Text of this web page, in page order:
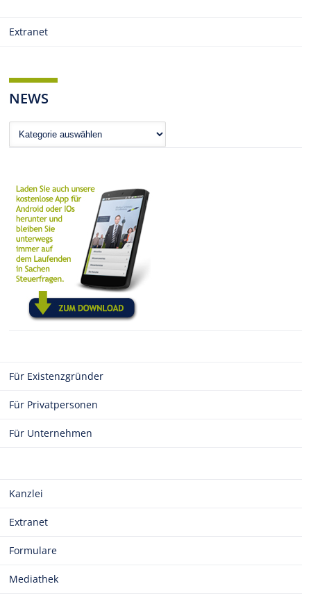
Extranet
NEWS
News
Für Existenzgründer
Für Privatpersonen
Für Unternehmen
Kanzlei
Extranet
Formulare
Mediathek